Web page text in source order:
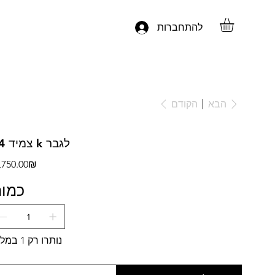
להתחברות
הקודם הבא
צמיד 14 k לגבר
‏5,750.00 ‏₪
נותרו רק 1 במלאי